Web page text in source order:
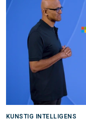
KUNSTIG INTELLIGENS